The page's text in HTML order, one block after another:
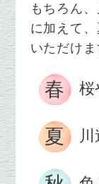
もちろん
に加えて
いただけま
春 桜
夏